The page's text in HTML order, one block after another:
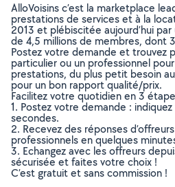
AlloVoisins c’est la marketplace
prestations de services et à la
2013 et plébiscitée aujourd’hui
de 4,5 millions de membres, dont
Postez votre demande et trouvez
particulier ou un professionnel
prestations, du plus petit besoin
pour un bon rapport qualité/prix.
Facilitez votre quotidien en 3
1. Postez votre demande :
secondes.
2. Recevez des réponses
professionnels en quelques
3. Echangez avec les offreurs
sécurisée et faites votre choix !
C’est gratuit et sans commission !